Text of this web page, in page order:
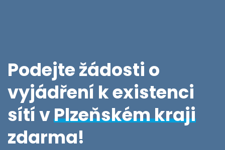
MawisPhoto
MawisContract
MawisPasport
DTM ČR
Helpdesk
Dokumenty
Časté otázky
Události
Články
Videa
O nás
Podejte žádosti o
vyjádření k existenci
sítí vPlzeňském kraji
zdarma!